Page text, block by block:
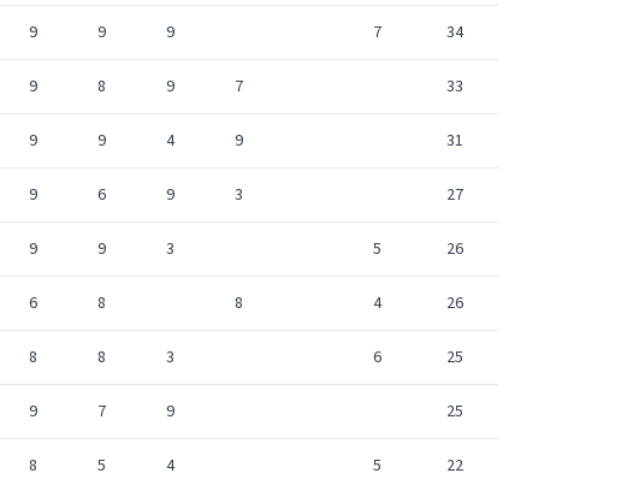
9 9 9 7 34
9 8 9 7 33
9 9 4 9 31
9 6 9 3 27
9 9 3 5 26
6 8 8 4 26
8 8 3 6 25
9 7 9 25
8 5 4 5 22